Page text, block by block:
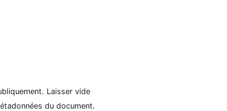
Laisser vide
du document.